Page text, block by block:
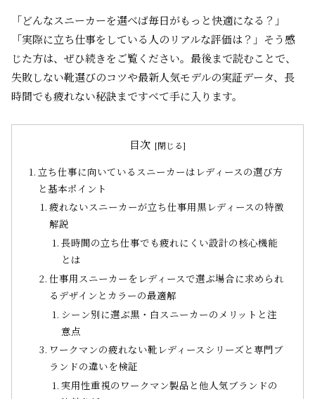
「どんなスニーカーを選べば毎日がもっと快適になる？」
「実際に立ち仕事をしている人のリアルな評価は？」――そう感
じた方は、ぜひ続きをご覧ください。最後まで読むことで、
失敗しない靴選びのコツや最新人気モデルの実証データ、長
時間でも疲れない秘訣まですべて手に入ります。
目次
立ち仕事に向いているスニーカーはレディースの選び方
と基本ポイント
疲れないスニーカーが立ち仕事用黒レディースの特徴
解説
長時間の立ち仕事でも疲れにくい設計の核心機能
とは
仕事用スニーカーをレディースで選ぶ場合に求められ
るデザインとカラーの最適解
シーン別に選ぶ黒・白スニーカーのメリットと注
意点
ワークマンの疲れない靴レディースシリーズと専門ブ
ランドの違いを検証
実用性重視のワークマン製品と他人気ブランドの